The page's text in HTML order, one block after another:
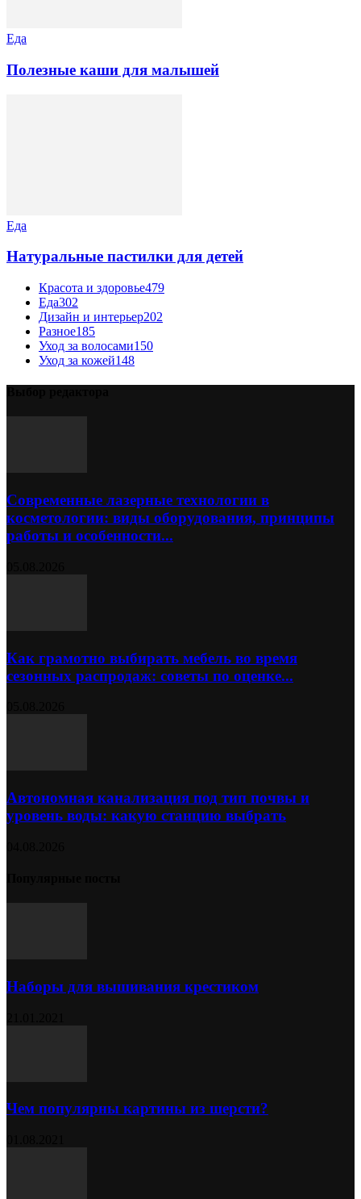
Еда
Полезные каши для малышей
Еда
Натуральные пастилки для детей
Красота и здоровье479
Еда302
Дизайн и интерьер202
Разное185
Уход за волосами150
Уход за кожей148
Современные лазерные технологии в
косметологии: виды оборудования, принципы
работы и особенности...
Как грамотно выбирать мебель во время
сезонных распродаж: советы по оценке...
Автономная канализация под тип почвы и
уровень воды: какую станцию выбрать
Наборы для вышивания крестиком
Чем популярны картины из шерсти?